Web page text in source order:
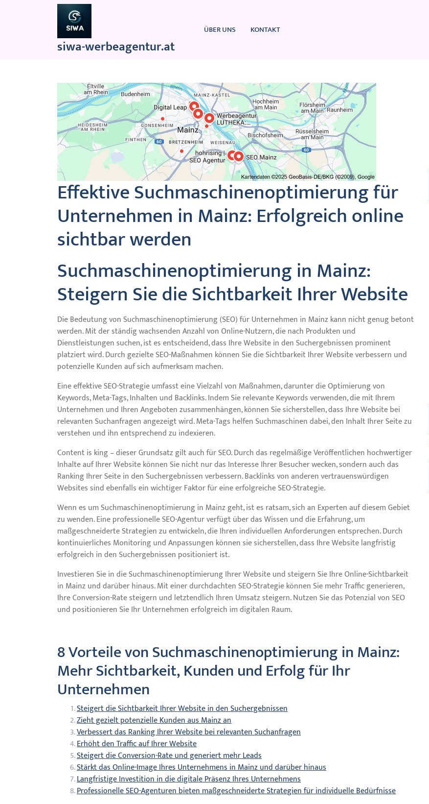
siwa-werbeagentur.at
ÜBER UNS KONTAKT
Effektive Suchmaschinenoptimierung für
Unternehmen in Mainz: Erfolgreich online
sichtbar werden
Suchmaschinenoptimierung in Mainz:
Steigern Sie die Sichtbarkeit Ihrer Website
Die Bedeutung von Suchmaschinenoptimierung (SEO) für Unternehmen in Mainz kann nicht genug betont
werden. Mit der ständig wachsenden Anzahl von Online-Nutzern, die nach Produkten und
Dienstleistungen suchen, ist es entscheidend, dass Ihre Website in den Suchergebnissen prominent
platziert wird. Durch gezielte SEO-Maßnahmen können Sie die Sichtbarkeit Ihrer Website verbessern und
potenzielle Kunden auf sich aufmerksam machen.
Eine effektive SEO-Strategie umfasst eine Vielzahl von Maßnahmen, darunter die Optimierung von
Keywords, Meta-Tags, Inhalten und Backlinks. Indem Sie relevante Keywords verwenden, die mit Ihrem
Unternehmen und Ihren Angeboten zusammenhängen, können Sie sicherstellen, dass Ihre Website bei
relevanten Suchanfragen angezeigt wird. Meta-Tags helfen Suchmaschinen dabei, den Inhalt Ihrer Seite zu
verstehen und ihn entsprechend zu indexieren.
Content is king – dieser Grundsatz gilt auch für SEO. Durch das regelmäßige Veröffentlichen hochwertiger
Inhalte auf Ihrer Website können Sie nicht nur das Interesse Ihrer Besucher wecken, sondern auch das
Ranking Ihrer Seite in den Suchergebnissen verbessern. Backlinks von anderen vertrauenswürdigen
Websites sind ebenfalls ein wichtiger Faktor für eine erfolgreiche SEO-Strategie.
Wenn es um Suchmaschinenoptimierung in Mainz geht, ist es ratsam, sich an Experten auf diesem Gebiet
zu wenden. Eine professionelle SEO-Agentur verfügt über das Wissen und die Erfahrung, um
maßgeschneiderte Strategien zu entwickeln, die Ihren individuellen Anforderungen entsprechen. Durch
kontinuierliches Monitoring und Anpassungen können sie sicherstellen, dass Ihre Website langfristig
erfolgreich in den Suchergebnissen positioniert ist.
Investieren Sie in die Suchmaschinenoptimierung Ihrer Website und steigern Sie Ihre Online-Sichtbarkeit
in Mainz und darüber hinaus. Mit einer durchdachten SEO-Strategie können Sie mehr Traffic generieren,
Ihre Conversion-Rate steigern und letztendlich Ihren Umsatz steigern. Nutzen Sie das Potenzial von SEO
und positionieren Sie Ihr Unternehmen erfolgreich im digitalen Raum.
8 Vorteile von Suchmaschinenoptimierung in Mainz:
Mehr Sichtbarkeit, Kunden und Erfolg für Ihr
Unternehmen
Steigert die Sichtbarkeit Ihrer Website in den Suchergebnissen
Zieht gezielt potenzielle Kunden aus Mainz an
Verbessert das Ranking Ihrer Website bei relevanten Suchanfragen
Erhöht den Traffic auf Ihrer Website
Steigert die Conversion-Rate und generiert mehr Leads
Stärkt das Online-Image Ihres Unternehmens in Mainz und darüber hinaus
Langfristige Investition in die digitale Präsenz Ihres Unternehmens
Professionelle SEO-Agenturen bieten maßgeschneiderte Strategien für individuelle Bedürfnisse